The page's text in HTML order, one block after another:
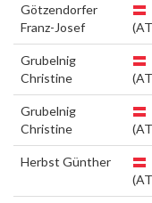
Götzendorfer
Franz-Josef
Grubelnig
Christine
Grubelnig
Christine
Herbst Günther